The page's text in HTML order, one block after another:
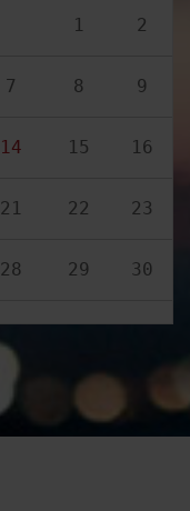
1 2
7 8 9
14 15 16
21 22 23
28 29 30